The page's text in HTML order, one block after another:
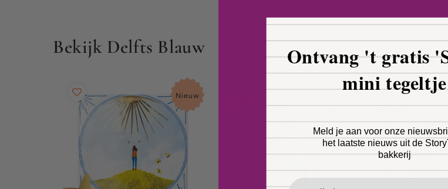
Bekijk Delfts Blauw
Nieuw
Ontvang 't gratis
mini tegeltje
Meld je aan voor onze
het laatste nieuws uit de
bakkerij
Email